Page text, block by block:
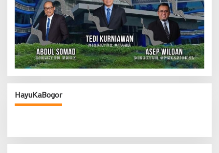
HayuKaBogor